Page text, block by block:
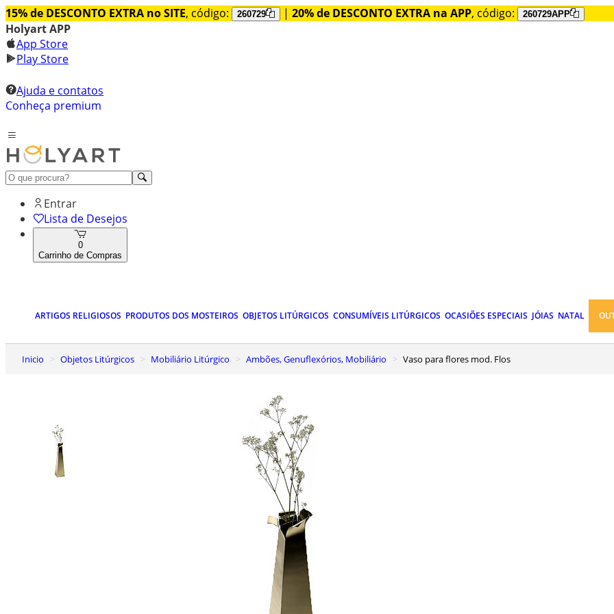
15% de DESCONTO EXTRA no SITE, código: 260729 | 20% de DESCONTO EXTRA na APP, código: 260729APP
Holyart APP
App Store
Play Store
Ajuda e contatos
Conheça premium
Entrar
Lista de Desejos
0
Carrinho de Compras
ARTIGOS RELIGIOSOS PRODUTOS DOS MOSTEIROS OBJETOS LITÚRGICOS CONSUMÍVEIS LITÚRGICOS OCASIÕES ESPECIAIS JÓIAS NATAL
Inicio Objetos Litúrgicos Mobiliário Litúrgico Ambões, Genuflexórios, Mobiliário Vaso para flores mod. Flos